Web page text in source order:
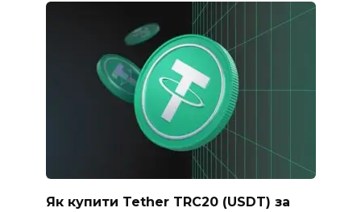
Як купити Tether TRC20 (USDT) за